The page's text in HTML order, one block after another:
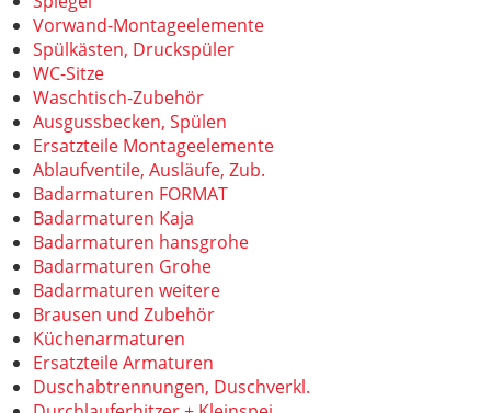
Vorwand-Montageelemente
Spülkästen, Druckspüler
WC-Sitze
Waschtisch-Zubehör
Ausgussbecken, Spülen
Ersatzteile Montageelemente
Ablaufventile, Ausläufe, Zub.
Badarmaturen FORMAT
Badarmaturen Kaja
Badarmaturen hansgrohe
Badarmaturen Grohe
Badarmaturen weitere
Brausen und Zubehör
Küchenarmaturen
Ersatzteile Armaturen
Duschabtrennungen, Duschverkl.